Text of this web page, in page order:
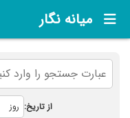
میانه نگار
از تاریخ: